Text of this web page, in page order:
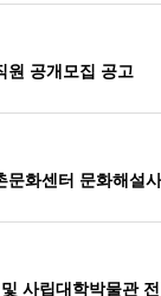
원 공개모집 공고
화센터 문화해설
사립대학박물관